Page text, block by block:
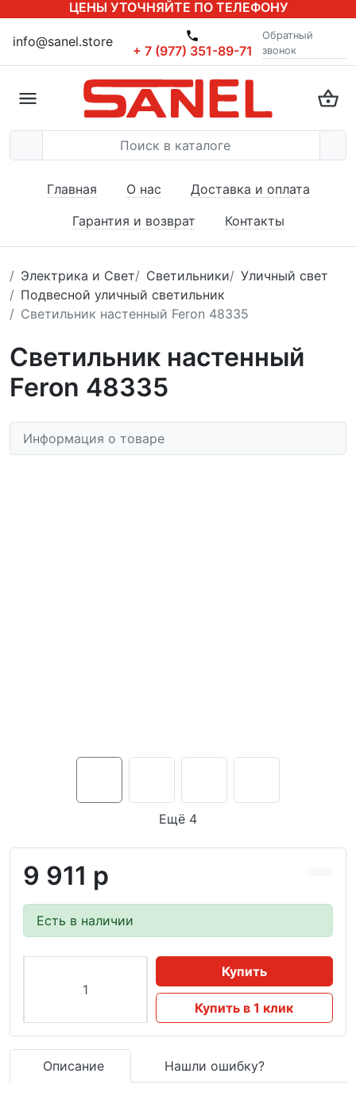
ЦЕНЫ УТОЧНЯЙТЕ ПО ТЕЛЕФОНУ
info@sanel.store
+ 7 (977) 351-89-71
Обратный
звонок
Главная О нас
Доставка и оплата
Гарантия и возврат
Контакты
Электрика и Свет Светильники
Уличный свет
Подвесной уличный светильник
Светильник настенный Feron 48335
Светильник настенный
Feron 48335
Информация о товаре
Ещё 4
9 911 р
Есть в наличии
Купить
Купить в 1 клик
Описание Нашли ошибку?